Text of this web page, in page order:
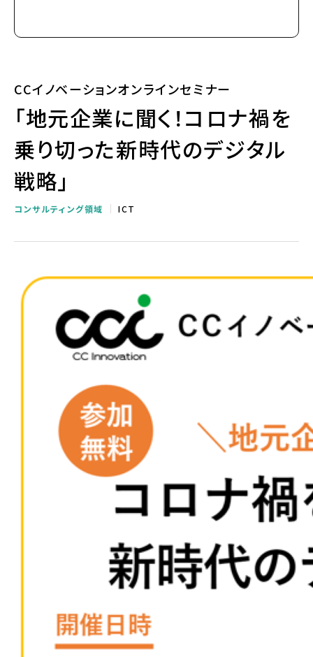
CCイノベーションオンラインセミナー
「地元企業に聞く！コロナ禍を
乗り切った新時代のデジタル
戦略」
コンサルティング領域 ICT